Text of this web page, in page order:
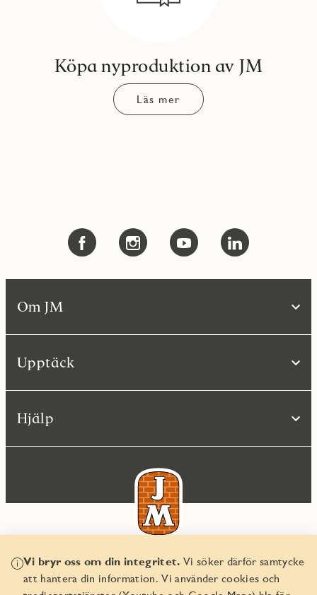
Köpa nyproduktion av JM
Läs mer
Vi bryr oss om din integritet. Vi söker därför samtycke
att hantera din information. Vi använder cookies och
Om JM
Upptäck
Hjälp
© JM AB 2026
Organisationsnummer 556045-2103